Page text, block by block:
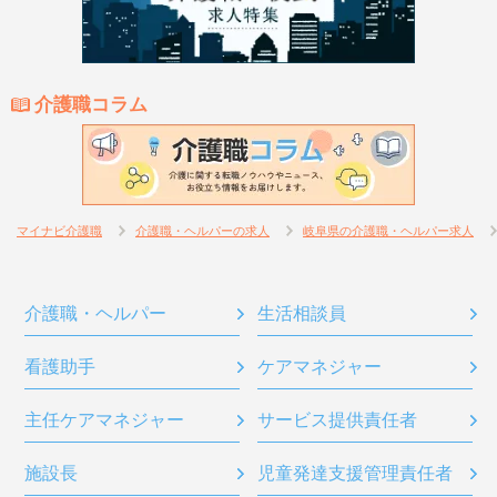
介護職コラム
マイナビ介護職 介護職・ヘルパーの求人 岐阜県の介護職・ヘルパー求人
介護職・ヘルパー 生活相談員
看護助手 ケアマネジャー
主任ケアマネジャー サービス提供責任者
施設長 児童発達支援管理責任者